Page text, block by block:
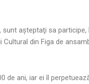
aşteptaţi sa
din Figa de
ani, iar ei îl